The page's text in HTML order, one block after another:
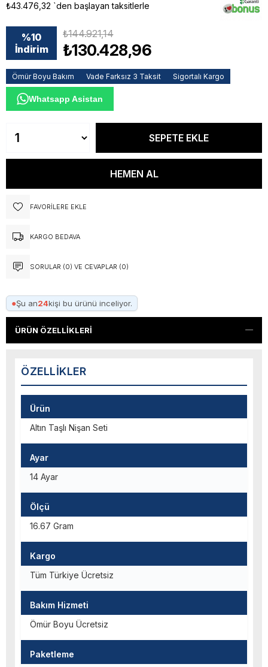
₺43.476,32 `den başlayan taksitlerle
%10
İndirim
₺144.921,14
₺130.428,96
Ömür Boyu Bakım Vade Farksız 3 Taksit Sigortalı Kargo
Whatsapp Asistan
FAVORILERE EKLE
KARGO BEDAVA
SORULAR (0) VE CEVAPLAR (0)
●Şu an24kişi bu ürünü inceliyor.
ÜRÜN ÖZELLIKLERI
ÖZELLIKLER
Ürün
Altın Taşlı Nişan Seti
Ayar
14 Ayar
Ölçü
16.67 Gram
Kargo
Tüm Türkiye Ücretsiz
Bakım Hizmeti
Ömür Boyu Ücretsiz
Paketleme